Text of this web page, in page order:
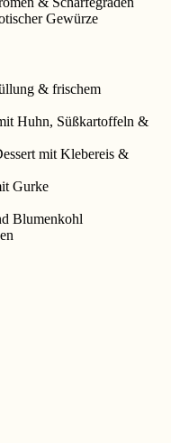
Gewürze
& frischem
Huhn, Süßkartoffeln &
mit Klebereis &
Gurke
Blumenkohl